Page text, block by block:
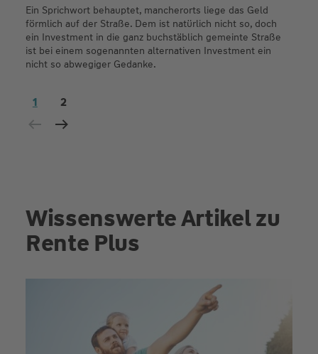
Ein Sprichwort behauptet, mancherorts liege das Geld
förmlich auf der Straße. Dem ist natürlich nicht so, doch
ein Investment in die ganz buchstäblich gemeinte Straße
ist bei einem sogenannten alternativen Investment ein
nicht so abwegiger Gedanke.
1 2
Wissenswerte Artikel zu
Rente Plus